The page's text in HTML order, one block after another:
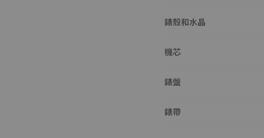
錶殼和水晶
機芯
錶盤
錶帶